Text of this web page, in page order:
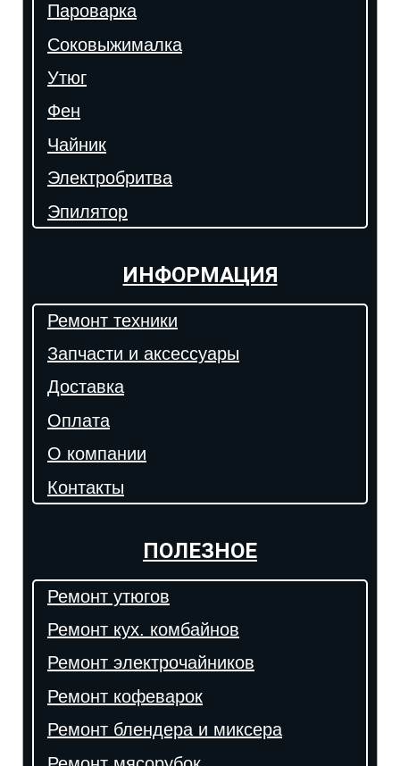
Пароварка
Соковыжималка
Утюг
Фен
Чайник
Электробритва
Эпилятор
ИНФОРМАЦИЯ
Ремонт техники
Запчасти и аксессуары
Доставка
Оплата
О компании
Контакты
ПОЛЕЗНОЕ
Ремонт утюгов
Ремонт кух. комбайнов
Ремонт электрочайников
Ремонт кофеварок
Ремонт блендера и миксера